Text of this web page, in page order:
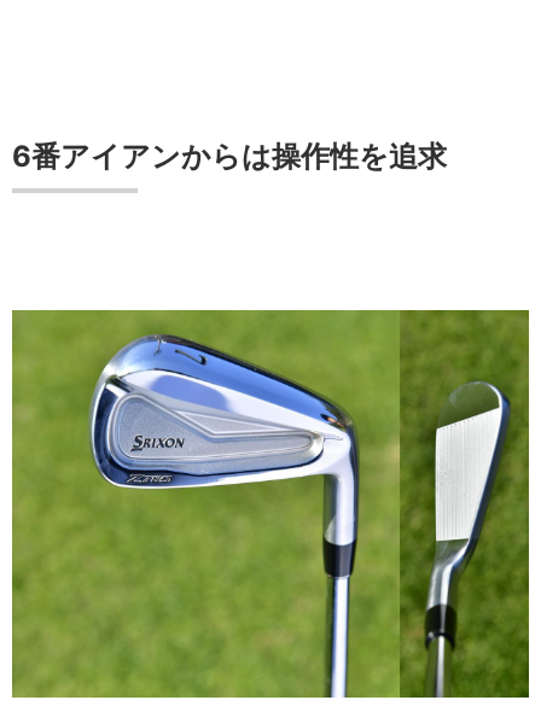
6番アイアンからは操作性を追求